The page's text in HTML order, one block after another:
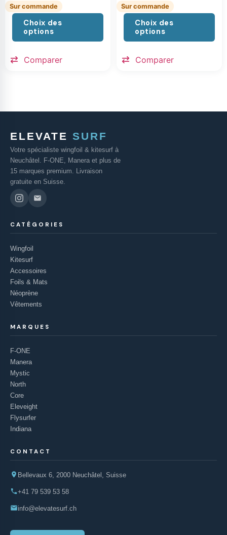
Sur commande
Choix des
options
Comparer
Sur commande
Choix des
options
Comparer
ELEVATE SURF
Votre spécialiste wingfoil & kitesurf à
Neuchâtel. F-ONE, Manera et plus de
15 marques premium. Livraison
gratuite en Suisse.
CATÉGORIES
Wingfoil
Kitesurf
Accessoires
Foils & Mats
Néoprène
Vêtements
MARQUES
F-ONE
Manera
Mystic
North
Core
Eleveight
Flysurfer
Indiana
CONTACT
Bellevaux 6, 2000 Neuchâtel, Suisse
+41 79 539 53 58
info@elevatesurf.ch